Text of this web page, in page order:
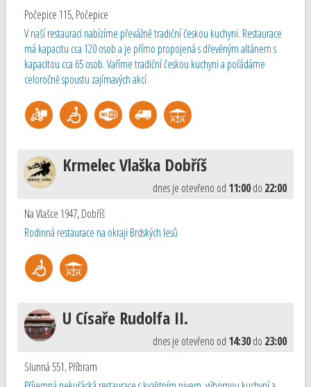
Počepice 115,Počepice
V naší restauraci nabízíme převážně tradiční českou kuchyni. Restaurace
má kapacitu cca 120 osob a je přímo propojená s dřevěným altánem s
kapacitou cca 65 osob. Vaříme tradiční českou kuchyni a pořádáme
celoročně spoustu zajímavých akcí.
Krmelec Vlaška Dobříš
dnes je otevřeno od 11:00do 22:00
Na Vlašce 1947,Dobříš
Rodinná restaurace na okraji Brdských lesů
U Císaře Rudolfa II.
dnes je otevřeno od 14:30do 23:00
Slunná 551,Příbram